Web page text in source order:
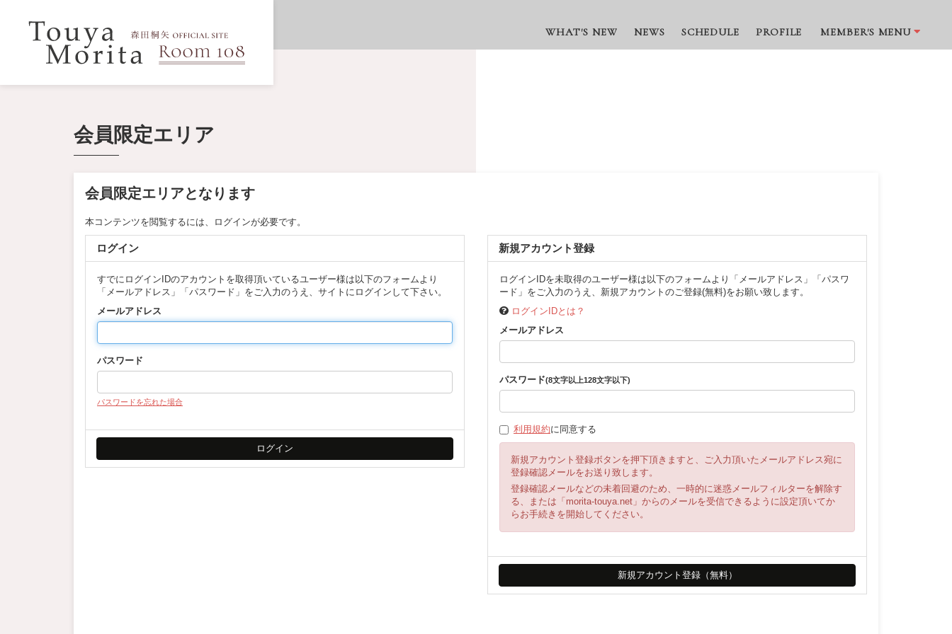
WHAT'S NEW NEWS SCHEDULE PROFILE MEMBER'S MENU
会員限定エリア
会員限定エリアとなります
本コンテンツを閲覧するには、ログインが必要です。
ログイン
すでにログインIDのアカウントを取得頂いているユーザー様は以下のフォームより
「メールアドレス」「パスワード」をご入力のうえ、サイトにログインして下さい。
メールアドレス
パスワード
パスワードを忘れた場合
新規アカウント登録
ログインIDを未取得のユーザー様は以下のフォームより「メールアドレス」「パスワ
ード」をご入力のうえ、新規アカウントのご登録(無料)をお願い致します。
ログインIDとは？
メールアドレス
パスワード(8文字以上128文字以下)
利用規約に同意する
新規アカウント登録ボタンを押下頂きますと、ご入力頂いたメールアドレス宛に
登録確認メールをお送り致します。
登録確認メールなどの未着回避のため、一時的に迷惑メールフィルターを解除す
る、または「morita-touya.net」からのメールを受信できるように設定頂いてか
らお手続きを開始してください。